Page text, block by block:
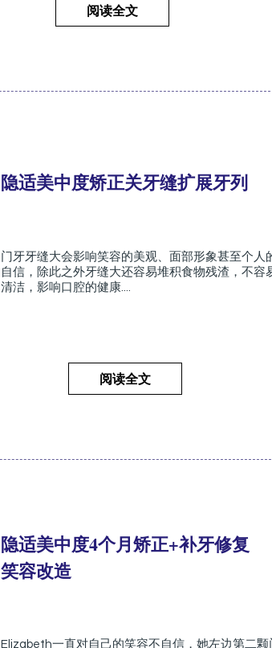
阅读全文
隐适美中度矫正关牙缝扩展牙列
门牙牙缝大会影响笑容的美观、面部形象甚至个人
自信，除此之外牙缝大还容易堆积食物残渣，不容
清洁，影响口腔的健康....
阅读全文
隐适美中度4个月矫正+补牙修复
笑容改造
Elizabeth一直对自己的笑容不自信，她左边第二颗